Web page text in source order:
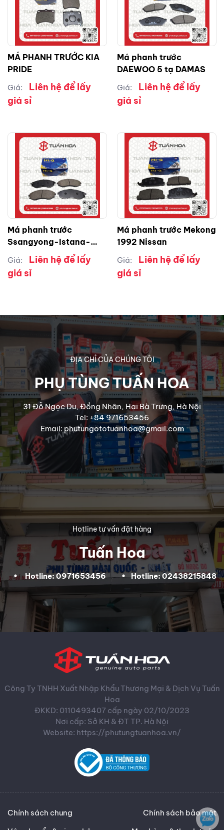
MÁ PHANH TRƯỚC KIA
PRIDE
Giá:
Liên hệ để lấy
giá sỉ
Má phanh trước
DAEWOO 5 tạ DAMAS
Giá:
Liên hệ để lấy
giá sỉ
Má phanh trước
Ssangyong-Istana-
Mercedes
Giá:
Liên hệ để lấy
giá sỉ
Má phanh trước Mekong
1992 Nissan
Giá:
Liên hệ để lấy
giá sỉ
ĐỊA CHỈ CỦA CHÚNG TÔI
PHỤ TÙNG TUẤN HOA
31 Đỗ Ngọc Du, Đồng Nhân, Hai Bà Trưng, Hà Nội
Tel: +84 971653456
Email: phutungototuanhoa@gmail.com
Hotline tư vấn đặt hàng
Tuấn Hoa
Hotline: 0971653456 Hotline: 02438215848
Công Ty TNHH Xuất Nhập Khẩu Thương Mại & Dịch Vụ Tuấn
Hoa
ĐKKD: 0110493407 cấp ngày 02/10/2023
Nơi cấp: Sở KH & ĐT TP. Hà Nội
Website: https://phutungtuanhoa.vn/
Chính sách chung
Chính sách bảo mật